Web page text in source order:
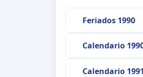
Feriados 1990
Calendario
Calendario 1991